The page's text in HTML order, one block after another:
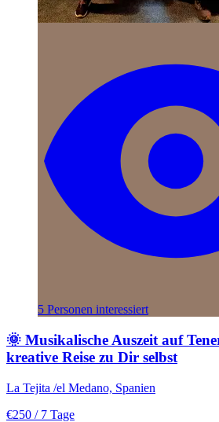
5 Personen interessiert
🌞 Musikalische Auszeit auf
kreative Reise zu Dir selbst
La Tejita /el Medano, Spanien
€250 / 7 Tage